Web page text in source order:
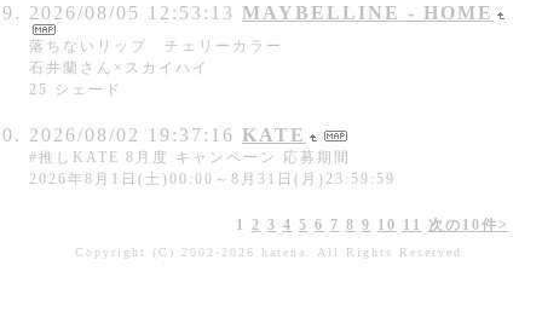
2026/08/05 12:53:13 MAYBELLINE - HOME
落ちないリップ チェリーカラー
石井蘭さん×スカイハイ
25 シェード
2026/08/02 19:37:16 KATE
#推しKATE 8月度 キャンペーン 応募期間
2026年8月1日(土)00:00～8月31日(月)23:59:59
1 2 3 4 5 6 7 8 9 10 11 次の10件>
Copyright (C) 2002-2026 hatena. All Rights Reserved.